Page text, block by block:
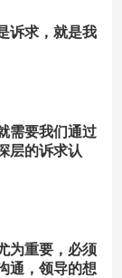
诉求，就是我
需要我们通过
层的诉求认
为重要，必须
通，领导的想